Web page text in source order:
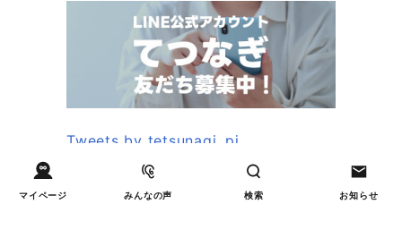
マイページ みんなの声 検索 お知らせ
Tweets by tetsunagi_pj
あなたにおすすめのコラム